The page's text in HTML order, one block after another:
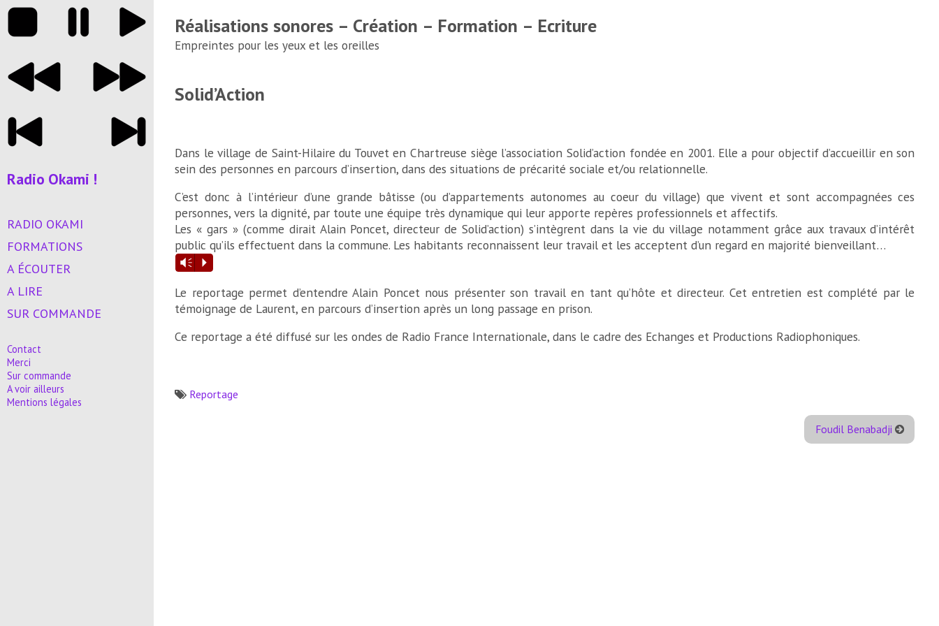
Radio Okami !
RADIO OKAMI
FORMATIONS
A ÉCOUTER
A LIRE
SUR COMMANDE
Contact
Merci
Sur commande
A voir ailleurs
Mentions légales
Réalisations sonores – Création – Formation – Ecriture
Empreintes pour les yeux et les oreilles
Solid’Action
Dans le village de Saint-Hilaire du Touvet en Chartreuse siège l’association Solid’action fondée en 2001. Elle a pour objectif d’accueillir en son
sein des personnes en parcours d’insertion, dans des situations de précarité sociale et/ou relationnelle.
C’est donc à l’intérieur d’une grande bâtisse (ou d’appartements autonomes au coeur du village) que vivent et sont accompagnées ces
personnes, vers la dignité, par toute une équipe très dynamique qui leur apporte repères professionnels et affectifs.
Les « gars » (comme dirait Alain Poncet, directeur de Solid’action) s’intègrent dans la vie du village notamment grâce aux travaux d’intérêt
public qu’ils effectuent dans la commune. Les habitants reconnaissent leur travail et les acceptent d’un regard en majorité bienveillant…
Lecteur
audio
Vm P
Le reportage permet d’entendre Alain Poncet nous présenter son travail en tant qu’hôte et directeur. Cet entretien est complété par le
témoignage de Laurent, en parcours d’insertion après un long passage en prison.
Ce reportage a été diffusé sur les ondes de Radio France Internationale, dans le cadre des Echanges et Productions Radiophoniques.
Reportage
Foudil Benabadji